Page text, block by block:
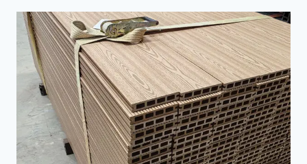
والبلاستيك
المتين
للاستخدام
طويل
الأمد